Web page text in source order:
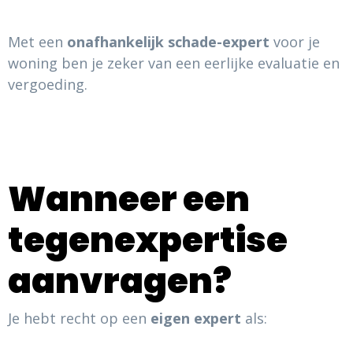
Met een onafhankelijk schade-expert voor je
woning ben je zeker van een eerlijke evaluatie en
vergoeding.
Wanneer een
tegenexpertise
aanvragen?
Je hebt recht op een eigen expert als: